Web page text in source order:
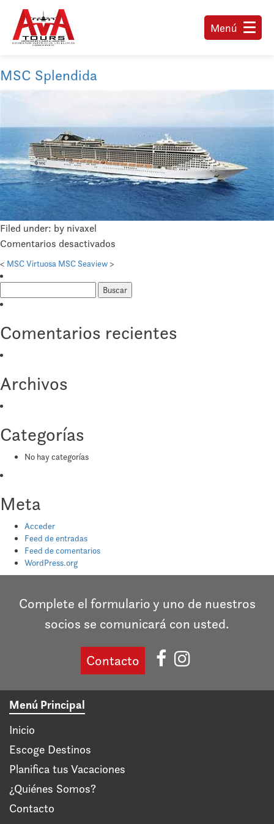
Menú
MSC Splendida
Filed under: by nivaxel
Comentarios desactivados
< MSC Virtuosa MSC Seaview >
Comentarios recientes
Archivos
Categorías
No hay categorías
Meta
Acceder
Feed de entradas
Feed de comentarios
WordPress.org
Complete el formulario y uno de nuestros
socios se comunicará con usted.
Contacto
Menú Principal
Inicio
Escoge Destinos
Planifica tus Vacaciones
¿Quiénes Somos?
Contacto